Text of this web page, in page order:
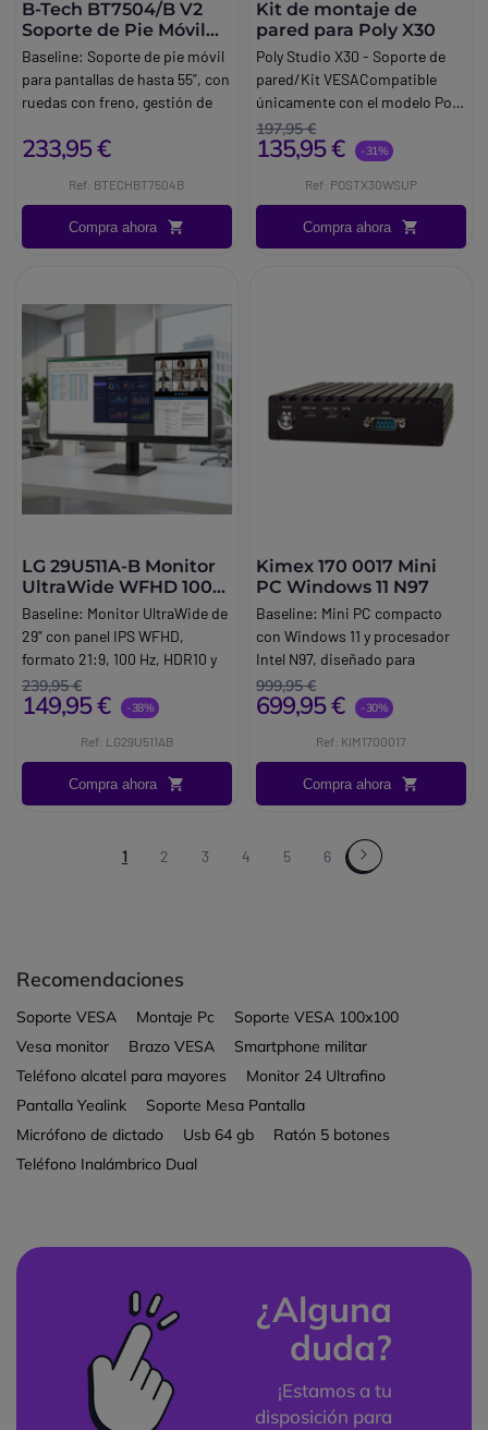
B-Tech BT7504/B V2
Soporte de Pie Móvil
para Pantallas 55
Baseline: Soporte de pie móvil
para pantallas de hasta 55", con
ruedas con freno, gestión de
compatibilidad VESA hasta
Brand:Btech
233,95 €
Ref: BTECHBT7504B
Compra ahora
Kit de montaje de
pared para Poly X30
Poly Studio X30 - Soporte de
pared/Kit VESACompatible
únicamente con el modelo Poly
Studio X30, este versátil
soporte ofrece dos opciones
la pared o sobre/debajo de una
pantalla. Este accesorio es
compatible con estándares
197,95 €
135,95 € -31%
Ref: POSTX30WSUP
Compra ahora
LG 29U511A-B Monitor
UltraWide WFHD 100
Hz
Baseline: Monitor UltraWide de
29" con panel IPS WFHD,
formato 21:9, 100 Hz, HDR10 y
montaje VESA para
productividad profesional.
239,95 €
149,95 € -38%
Ref: LG29U511AB
Compra ahora
Kimex 170 0017 Mini
PC Windows 11 N97
Baseline: Mini PC compacto
con Windows 11 y procesador
Intel N97, diseñado para
cartelería digital, puestos de
trabajo compactos y
Kimex
999,95 €
699,95 € -30%
Ref: KIM1700017
Compra ahora
1 2 3 4 5 6
Recomendaciones
Soporte VESA Montaje Pc
Soporte VESA 100x100
Vesa monitor
Brazo VESA
Smartphone militar
Teléfono alcatel para mayores
Monitor 24 Ultrafino
Pantalla Yealink
Soporte Mesa Pantalla
Micrófono de dictado
Usb 64 gb
Ratón 5 botones
Teléfono Inalámbrico Dual
¿Alguna
duda?
¡Estamos a tu
disposición para